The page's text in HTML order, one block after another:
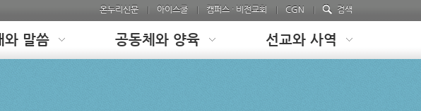
온누리신문 아이스쿨 캠퍼스 · 비전교회 CGN 검색
와 말씀 공동체와 양육 선교와 사역